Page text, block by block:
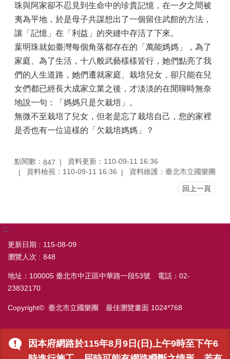
因本府網路於115年8月9日(日)上午9時至下午6
珠與阿家卻不忍見到生命中的珍貴記憶，在一夕之間被
夷為平地，於是母子共謀想出了一個留住武館的方法，
讓「記憶」在「利益」的夾縫中存活了下來。
葉明珠就如臺灣每個角落都存在的「萬能媽媽」，為了
家庭、為了生活，十八般武藝樣樣皆行，她們點亮了我
們的人生道路，她們遷就家庭、栽培兒女，卻只能在兒
女們都已經長大成家立業之後，才淡淡的在閒聊時無奈
地說一句：「媽媽只是欠栽培」。
無微不至栽培了兒女，但老是忘了栽培自己，您的家裡
是否也有一位這樣的「欠栽培媽媽」？
點閱數： 847
資料更新：110-09-11 16:36
資料檢視：110-09-11 16:36
資料維護：臺北市立國樂團
回上一頁
:::
更新日期
115-08-09
瀏覽人次
848
地址：100005 臺北市中正區中華路一段53號 電話：02-
23832170
Copyright© 臺北市立國樂團 最佳瀏覽畫面 1024*768